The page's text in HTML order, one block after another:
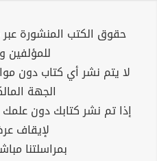
حقوق الكتب المنشورة
للمؤلفين
لا يتم نشر أي كتاب دون
الجهة
إذا تم نشر كتابك دون علمك
لإيقاف
بمراسلتنا